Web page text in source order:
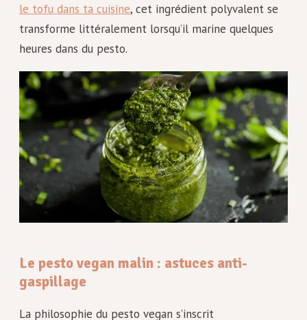
le tofu dans ta cuisine, cet ingrédient polyvalent se
transforme littéralement lorsqu’il marine quelques
heures dans du pesto.
Le pesto vegan malin : astuces anti-
gaspillage
La philosophie du pesto vegan s’inscrit